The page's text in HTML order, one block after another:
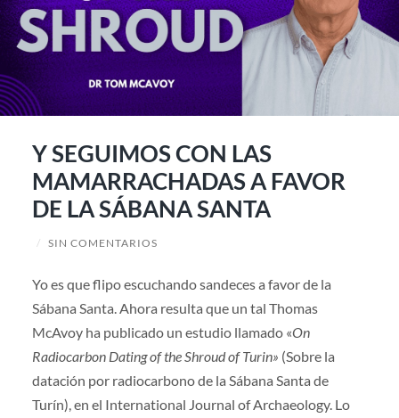
Y SEGUIMOS CON LAS
MAMARRACHADAS A FAVOR
DE LA SÁBANA SANTA
/ SIN COMENTARIOS
Yo es que flipo escuchando sandeces a favor de la
Sábana Santa. Ahora resulta que un tal Thomas
McAvoy ha publicado un estudio llamado «On
Radiocarbon Dating of the Shroud of Turin» (Sobre la
datación por radiocarbono de la Sábana Santa de
Turín), en el International Journal of Archaeology. Lo